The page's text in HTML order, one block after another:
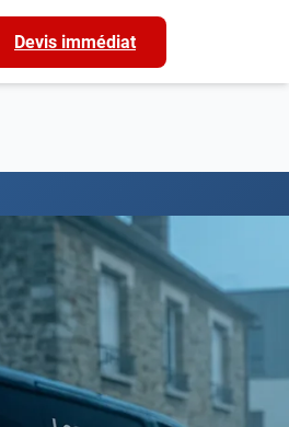
Devis immédiat